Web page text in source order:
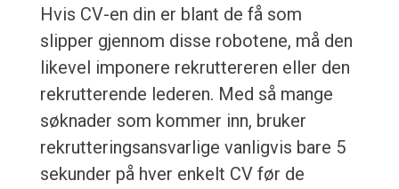
Hvis CV-en din er blant de få som
slipper gjennom disse robotene, må den
likevel imponere rekruttereren eller den
rekrutterende lederen. Med så mange
søknader som kommer inn, bruker
rekrutteringsansvarlige vanligvis bare 5
sekunder på hver enkelt CV før de